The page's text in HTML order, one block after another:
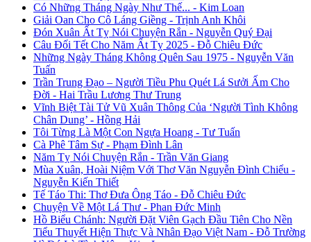
Có Những Tháng Ngày Như Thế... - Kim Loan
Giải Oan Cho Cô Láng Giềng - Trịnh Anh Khôi
Đón Xuân Ất Tỵ Nói Chuyện Rắn - Nguyễn Quý Đại
Câu Đối Tết Cho Năm Ất Tỵ 2025 - Đỗ Chiêu Đức
Những Ngày Tháng Không Quên Sau 1975 - Nguyễn Văn
Tuấn
Trần Trung Đạo – Người Tiều Phu Quét Lá Sưởi Ấm Cho
Đời - Hai Trầu Lương Thư Trung
Vĩnh Biệt Tài Tử Vũ Xuân Thông Của ‘Người Tình Không
Chân Dung’ - Hồng Hải
Tôi Từng Là Một Con Ngựa Hoang - Tư Tuấn
Cà Phê Tâm Sự - Phạm Đình Lân
Năm Tỵ Nói Chuyện Rắn - Trần Văn Giang
Mùa Xuân, Hoài Niệm Với Thơ Văn Nguyễn Đình Chiểu -
Nguyễn Kiến Thiết
Tế Táo Thi: Thơ Đưa Ông Táo - Đỗ Chiêu Đức
Chuyện Về Một Lá Thư - Phan Đức Minh
Hồ Biểu Chánh: Người Đặt Viên Gạch Đầu Tiên Cho Nền
Tiểu Thuyết Hiện Thực Và Nhân Đạo Việt Nam - Đỗ Trường